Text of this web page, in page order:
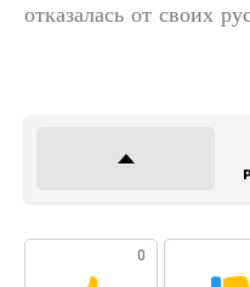
отказалась от своих
0